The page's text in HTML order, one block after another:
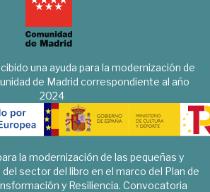
una ayuda para la modernización de
de Madrid correspondiente al año
2024
la modernización de las pequeñas y
sector del libro en el marco del Plan de
y Resiliencia. Convocatoria